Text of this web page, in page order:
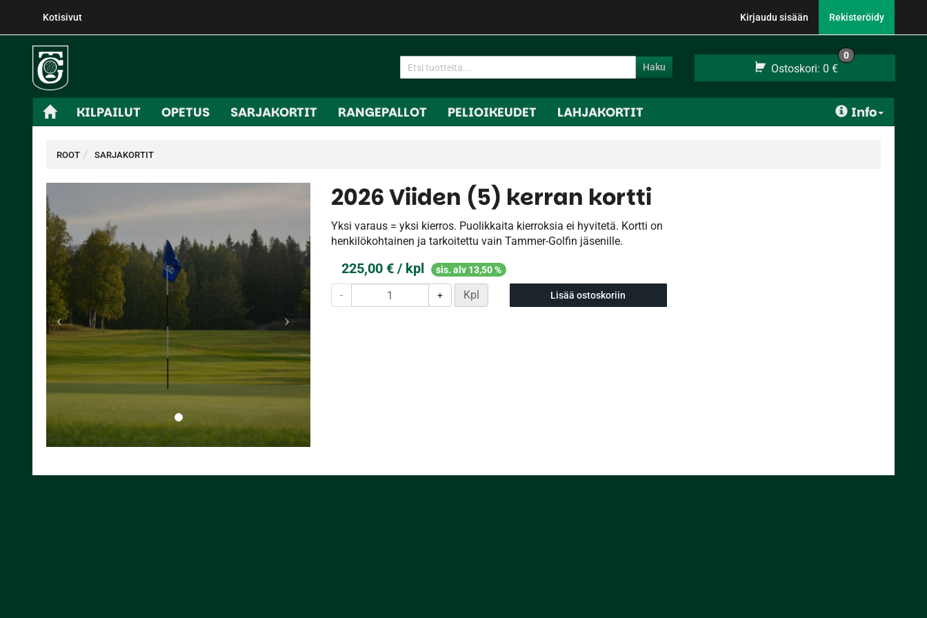
Kotisivut Kirjaudu sisään Rekisteröidy
Haku Ostoskori: 0 €
0
KILPAILUT OPETUS SARJAKORTIT RANGEPALLOT PELIOIKEUDET LAHJAKORTIT Info
ROOT SARJAKORTIT
2026 Viiden (5) kerran kortti
Yksi varaus = yksi kierros. Puolikkaita kierroksia ei hyvitetä. Kortti on
henkilökohtainen ja tarkoitettu vain Tammer-Golfin jäsenille.
225,00 € / kpl sis. alv 13,50 %
- + Kpl Lisää ostoskoriin